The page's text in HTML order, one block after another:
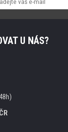
U NÁS?